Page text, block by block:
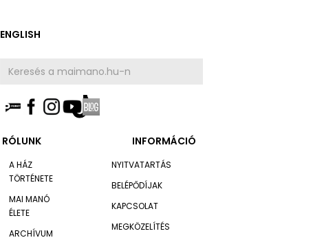
ENGLISH
RÓLUNK
A HÁZ
TÖRTÉNETE
MAI MANÓ
ÉLETE
ARCHÍVUM
INFORMÁCIÓ
NYITVATARTÁS
BELÉPŐDÍJAK
KAPCSOLAT
MEGKÖZELÍTÉS